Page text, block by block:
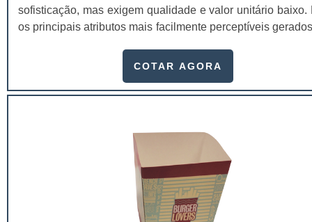
sofisticação, mas exigem qualidade e valor unitário baixo.
os principais atributos mais facilmente perceptíveis
conforto, segurança e proteção ao produto.A cartela
clientes o melhor custo/benefício para você produzir
outros.Além da facilidade de negociação, produção e
empresa fornecedora garante um processo de
atenda os mais rigorosos padrões neste tipo de insumo.
COTAR AGORA